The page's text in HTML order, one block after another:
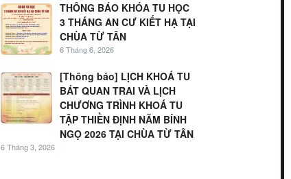
THÔNG BÁO KHÓA TU HỌC
3 THÁNG AN CƯ KIẾT HẠ TẠI
CHÙA TỪ TÂN
6 Tháng 6, 2026
[Thông báo] LỊCH KHOÁ TU
BÁT QUAN TRAI VÀ LỊCH
CHƯƠNG TRÌNH KHOÁ TU
TẬP THIỀN ĐỊNH NĂM BÍNH
NGỌ 2026 TẠI CHÙA TỪ TÂN
6 Tháng 3, 2026